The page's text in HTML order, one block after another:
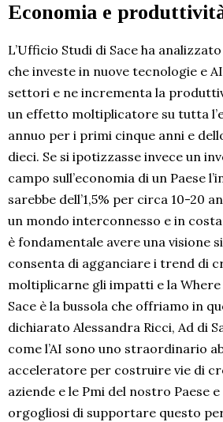
Economia e
L’Ufficio Studi di Sace ha
che investe in nuove tecnologie e
settori e ne incrementa la
un effetto moltiplicatore su tutta
annuo per i primi cinque anni e
dieci. Se si ipotizzasse invece un
campo sull’economia di un Paese
sarebbe dell’1,5% per circa 10-20
un mondo interconnesso e in
è fondamentale avere una visione
consenta di agganciare i trend di
moltiplicarne gli impatti e la
Sace è la bussola che offriamo in
dichiarato Alessandra Ricci, Ad di
come l’AI sono uno straordinario
acceleratore per costruire vie di
aziende e le Pmi del nostro Paese
orgogliosi di supportare questo